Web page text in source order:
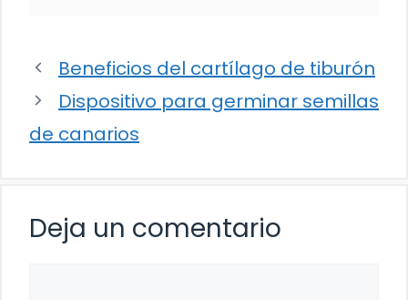
Beneficios del cartílago de tiburón
Dispositivo para germinar semillas
de canarios
Deja un comentario